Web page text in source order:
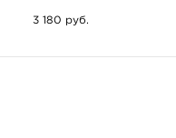
grey wash линейки
в 2014 году Франко
3 180 руб.